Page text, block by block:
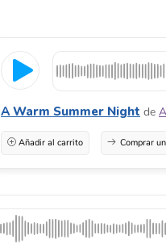
A Warm Summer Night de
Añadir al carrito Comprar